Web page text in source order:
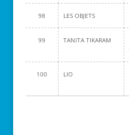
98 LES OBJETS
99 TANITA TIKARAM
100 LIO